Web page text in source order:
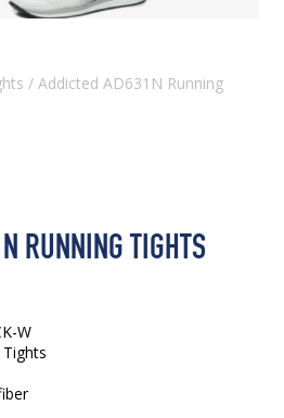
/ Addicted AD631N Running
RUNNING TIGHTS
W
Tights